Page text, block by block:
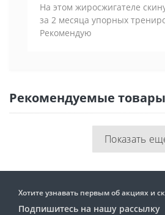
На этом жиросжигателе
за 2 месяца упорных
Рекомендую
Рекомендуемые товары
Показать
Хотите узнавать первым об акциях и
Подпишитесь на нашу рассылку